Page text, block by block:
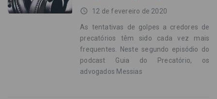
access_time 12 de fevereiro de 2020
As tentativas de golpes a credores de
precatórios têm sido cada vez mais
frequentes. Neste segundo episódio do
podcast Guia do Precatório, os
advogados Messias